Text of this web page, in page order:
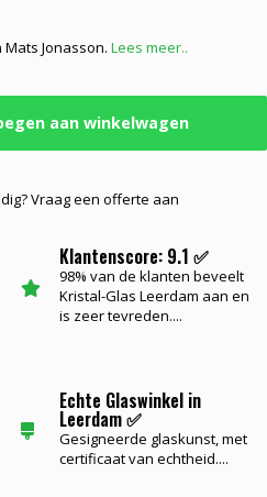
Jonasson. Lees meer..
aan winkelwagen
Vraag een offerte aan
Klantenscore: 9.1 ✅
98% van de klanten beveelt
Kristal-Glas Leerdam aan en
is zeer tevreden....
Echte Glaswinkel in
Leerdam ✅
Gesigneerde glaskunst, met
certificaat van echtheid....